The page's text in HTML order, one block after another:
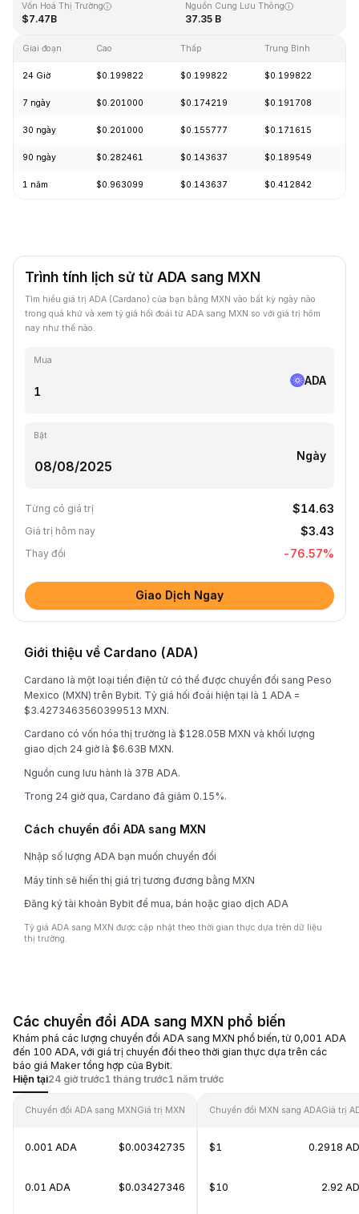
Vốn Hoá Thị Trường
$7.47B
Nguồn Cung Lưu Thông
37.35 B
Giai đoạn Cao Thấp Trung Bình
24 Giờ $0.199822 $0.199822 $0.199822
7 ngày $0.201000 $0.174219 $0.191708
30 ngày $0.201000 $0.155777 $0.171615
90 ngày $0.282461 $0.143637 $0.189549
1 năm $0.963099 $0.143637 $0.412842
Trình tính lịch sử từ ADA sang MXN
Tìm hiểu giá trị ADA (Cardano) của bạn bằng MXN vào bất kỳ ngày nào
trong quá khứ và xem tỷ giá hối đoái từ ADA sang MXN so với giá trị hôm
nay như thế nào.
Mua
ADA
Bật
Ngày
Từng có giá trị $14.63
Giá trị hôm nay $3.43
Thay đổi -76.57%
Giao Dịch Ngay
Giới thiệu về Cardano (ADA)
Cardano là một loại tiền điện tử có thể được chuyển đổi sang Peso
Mexico (MXN) trên Bybit. Tỷ giá hối đoái hiện tại là 1 ADA =
$3.4273463560399513 MXN.
Cardano có vốn hóa thị trường là $128.05B MXN và khối lượng
giao dịch 24 giờ là $6.63B MXN.
Nguồn cung lưu hành là 37B ADA.
Trong 24 giờ qua, Cardano đã giảm 0.15%.
Cách chuyển đổi ADA sang MXN
Nhập số lượng ADA bạn muốn chuyển đổi
Máy tính sẽ hiển thị giá trị tương đương bằng MXN
Đăng ký tài khoản Bybit để mua, bán hoặc giao dịch ADA
Tỷ giá ADA sang MXN được cập nhật theo thời gian thực dựa trên dữ liệu
thị trường.
Các chuyển đổi ADA sang MXN phổ biến
Khám phá các lượng chuyển đổi ADA sang MXN phổ biến, từ 0,001 ADA
đến 100 ADA, với giá trị chuyển đổi theo thời gian thực dựa trên các
báo giá Maker tổng hợp của Bybit.
Hiện tại24 giờ trước1 tháng trước1 năm trước
Chuyển đổi ADA sang MXNGiá trị MXN
0.001 ADA $0.00342735
0.01 ADA $0.03427346
Chuyển đổi MXN sang ADAGiá trị
$1 0.2918
$10 2.92